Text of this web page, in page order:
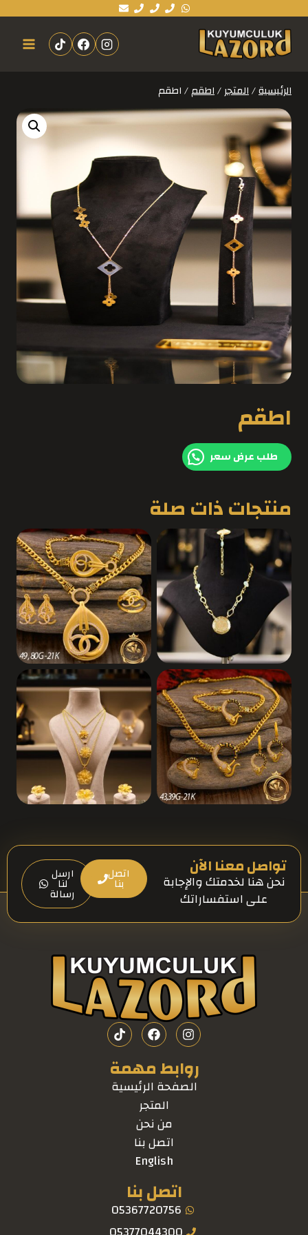
الرئيسية/المتجر/اطقم/اطقم
اطقم
طلب عرض سعر
منتجات ذات صلة
تواصل معنا الآن
نحن هنا لخدمتك والإجابة
على استفساراتك
اتصل
بنا
ارسل
لنا
رسالة
روابط مهمة
الصفحة الرئيسية
المتجر
من نحن
اتصل بنا
English
اتصل بنا
05367720756